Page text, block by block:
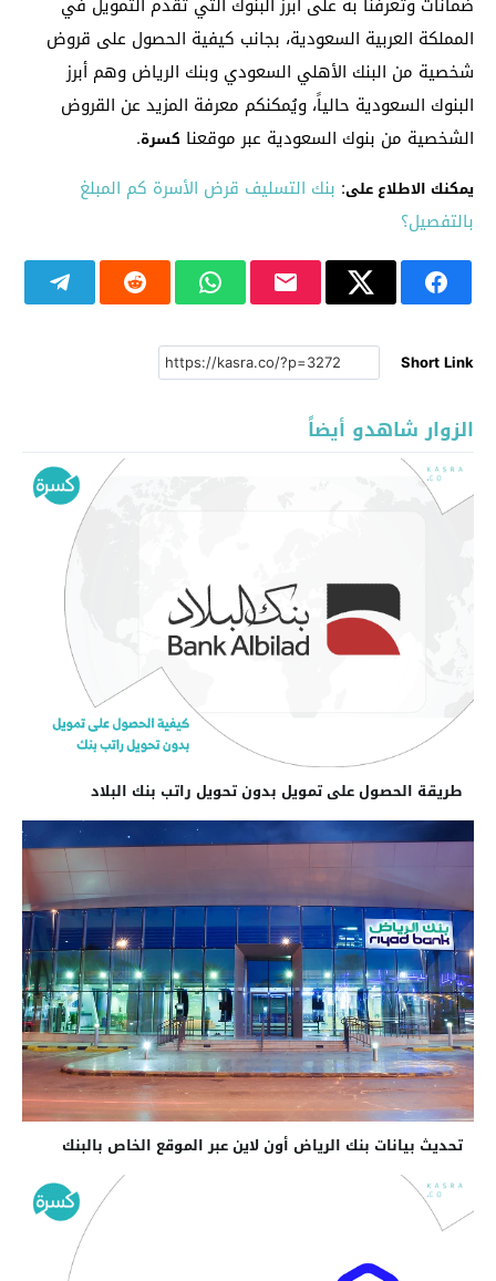
المملكة العربية السعودية، بجانب كيفية الحصول على قروض
شخصية من البنك الأهلي السعودي وبنك الرياض وهم أبرز
البنوك السعودية حالياً، ويُمكنكم معرفة المزيد عن القروض
الشخصية من بنوك السعودية عبر موقعنا كسرة.
يمكنك الاطلاع على: بنك التسليف قرض الأسرة كم المبلغ
بالتفصيل؟
Short Link
الزوار شاهدو أيضاً
طريقة الحصول على تمويل بدون تحويل راتب بنك البلاد
تحديث بيانات بنك الرياض أون لاين عبر الموقع الخاص بالبنك